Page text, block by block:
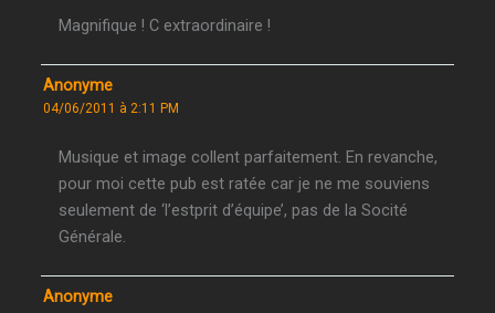
Magnifique ! C extraordinaire !
Anonyme
04/06/2011 à 2:11 PM
Musique et image collent parfaitement. En revanche,
pour moi cette pub est ratée car je ne me souviens
seulement de ‘l’estprit d’équipe’, pas de la Socité
Générale.
Anonyme